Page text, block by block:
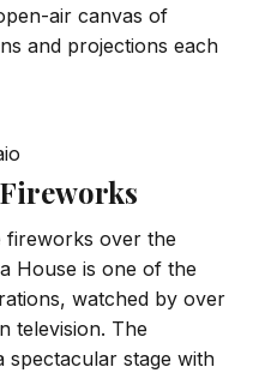
air canvas of
and projections each
Fireworks
fireworks over the
House is one of the
watched by over
television. The
stage with